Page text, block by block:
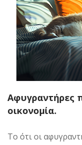
Αφυγραντήρες
οικονομία.
Το ότι οι